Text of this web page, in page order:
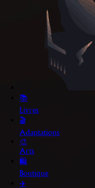
📚
Livres
🎬
Adaptations
🎨
Arts
🛍️
Boutique
✈️